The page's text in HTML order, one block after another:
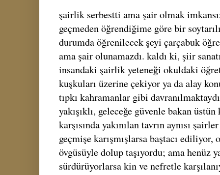
şairlik serbestti ama şair olmak
geçmeden öğrendiğime göre bir
durumda öğrenilecek şeyi çarçabuk
ama şair olunamazdı. kaldı ki, şiir
insandaki şairlik yeteneği okuldaki
kuşkuları üzerine çekiyor ya da alay
tıpkı kahramanlar gibi
yakışıklı, geleceğe güvenle bakan
karşısında yakınılan tavrın aynısı
geçmişe karışmışlarsa baştacı ediliyor,
övgüsüyle dolup taşıyordu; ama henüz
sürdürüyorlarsa kin ve nefretle